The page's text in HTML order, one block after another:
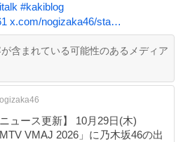
#kakiblog
x.com/nogizaka46/sta…
含まれている可能性のあるメディア
ニュース更新】 10月29日(木)
MTV VMAJ 2026」に乃木坂46の出